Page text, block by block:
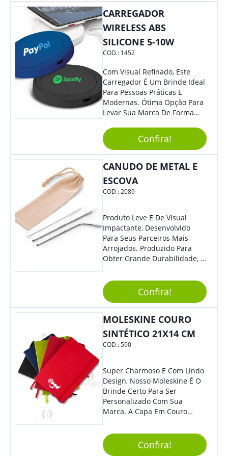
CARREGADOR
WIRELESS ABS
SILICONE 5-10W
COD.: 1452
Com Visual Refinado, Este
Carregador É Um Brinde Ideal
Para Pessoas Práticas E
Modernas. Ótima Opção Para
Levar Sua Marca De Forma
Sua Empresa Em Eventos,
Reuniões Corporativas Ou Até
Mesmo Para Presentear
Colaboradores E Parceiros De
Confira!
CANUDO DE METAL E
ESCOVA
COD.:2089
Produto Leve E De Visual
Impactante, Desenvolvido
Para Seus Parceiros Mais
Arrojados. Produzido Para
Obter Grande Durabilidade, É
Sua Marca De Forma Estilosa,
Agregando Valor Para Sua
Empresa Em Eventos.
Confira!
MOLESKINE COURO
SINTÉTICO 21X14 CM
COD.:590
Super Charmoso E Com Lindo
Design, Nosso Moleskine É O
Brinde Certo Para Ser
Personalizado Com Sua
Marca. A Capa Em Couro
Elástico Permite Maior
Segurança Ao Carregá-Lo.
Ofereça A Seus Clientes E
Confira!